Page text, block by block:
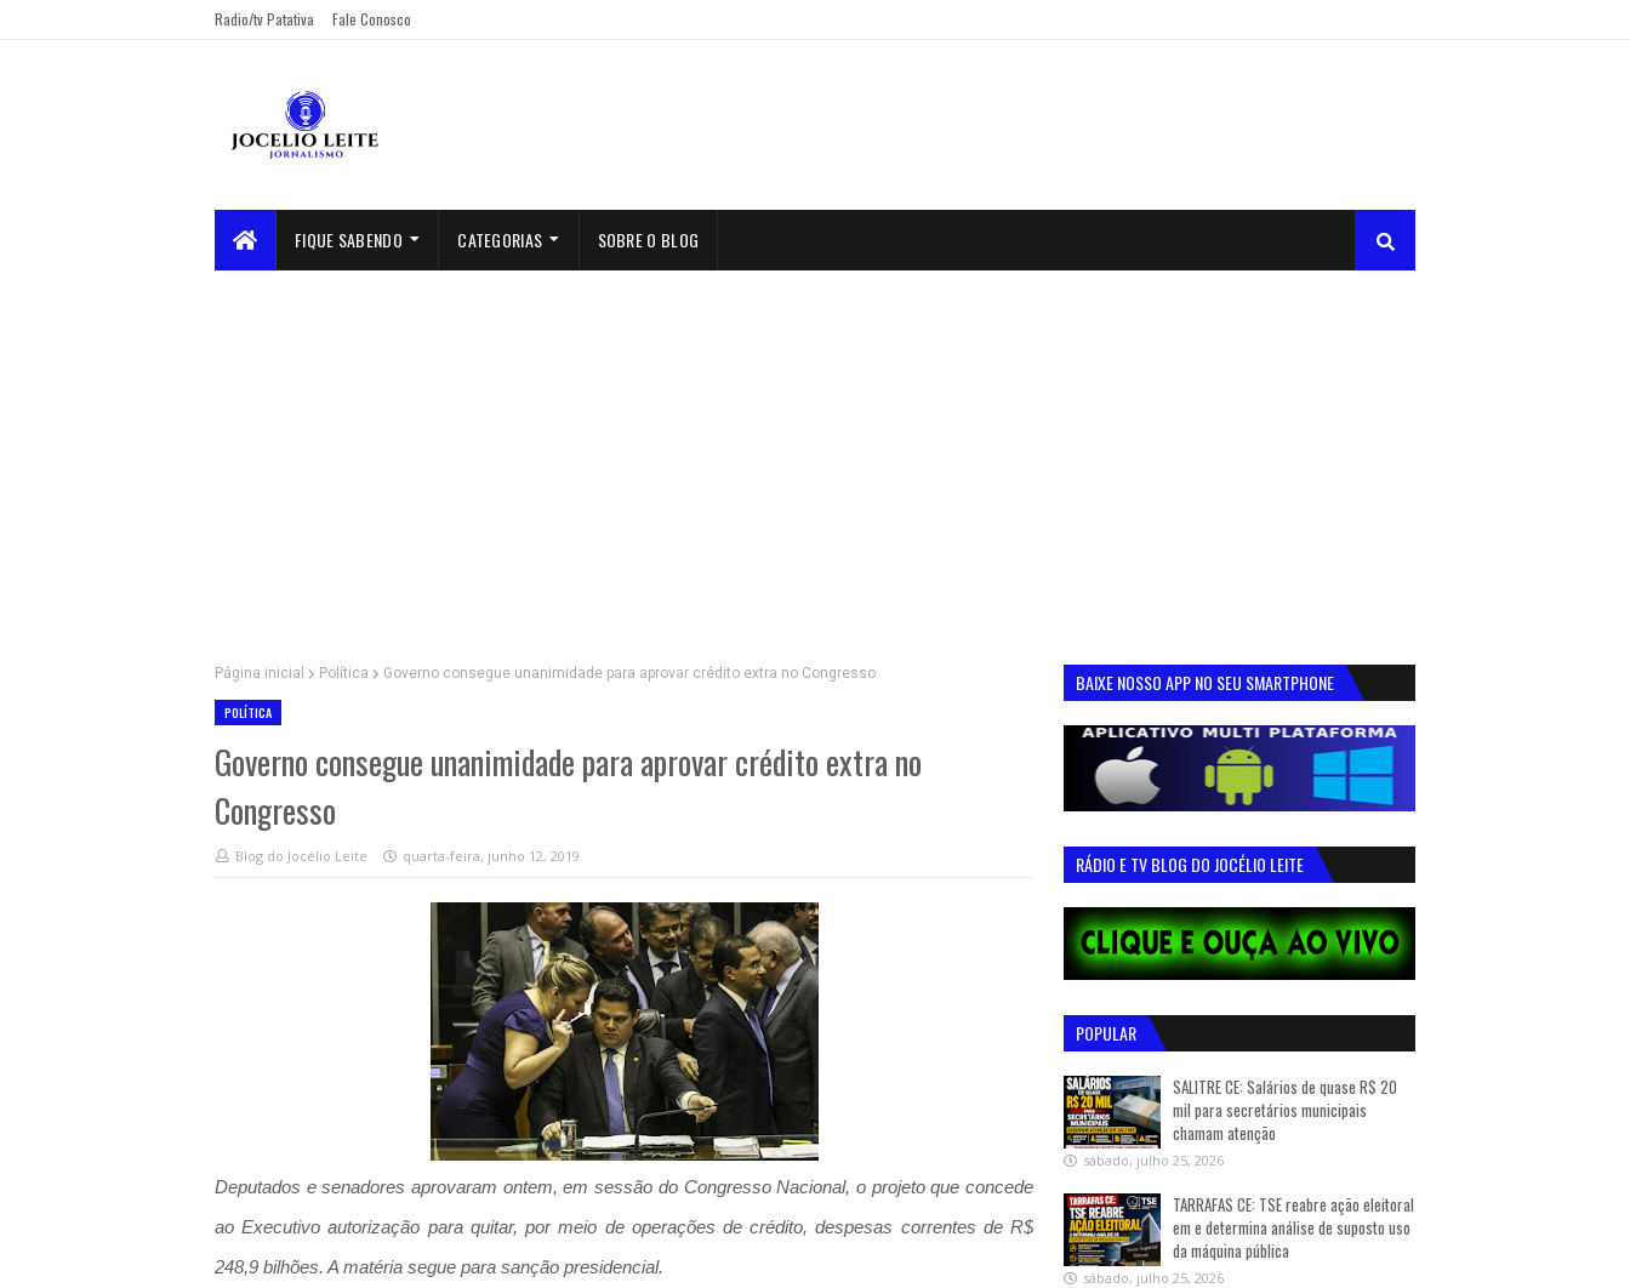
Radio/tv Patativa Fale Conosco
FIQUE SABENDO CATEGORIAS SOBRE O BLOG
Página inicial Política Governo consegue unanimidade para aprovar crédito extra no Congresso
POLÍTICA
Governo consegue unanimidade para aprovar crédito extra no
Congresso
Blog do Jocélio Leite quarta-feira, junho 12, 2019
Deputados e senadores aprovaram ontem, em sessão do Congresso Nacional, o projeto que concede
ao Executivo autorização para quitar, por meio de operações de crédito, despesas correntes de R$
248,9 bilhões. A matéria segue para sanção presidencial.
BAIXE NOSSO APP NO SEU SMARTPHONE
RÁDIO E TV BLOG DO JOCÉLIO LEITE
POPULAR
SALITRE CE: Salários de quase R$ 20
mil para secretários municipais
chamam atenção
sábado, julho 25, 2026
TARRAFAS CE: TSE reabre ação eleitoral
em e determina análise de suposto uso
da máquina pública
sábado, julho 25, 2026